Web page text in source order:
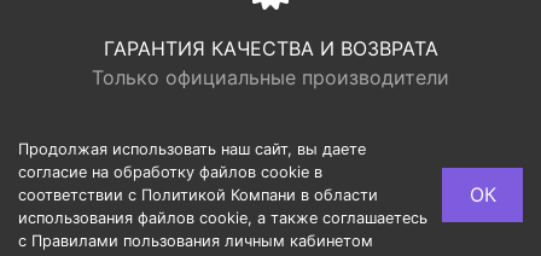
ГАРАНТИЯ КАЧЕСТВА И ВОЗВРАТА
Только официальные производители
© LOGR | ООО “ФАБРИК ХАУС”, ОГРН 1117746193949,
ИНН 7713725002, Юридический адрес: 127540, г.
Москва, ул. Дубнинская, 10/1, 259
Продолжая использовать наш сайт, вы даете
согласие на обработку файлов cookie в
соответствии с Политикой Компани в области
использования файлов cookie, а также соглашаетесь
с Правилами пользования личным кабинетом
ОК